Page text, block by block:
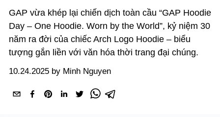
GAP vừa khép lại chiến dịch toàn cầu “GAP Hoodie
Day – One Hoodie. Worn by the World”, kỷ niệm 30
năm ra đời của chiếc Arch Logo Hoodie – biểu
tượng gắn liền với văn hóa thời trang đại chúng.
10.24.2025 by Minh Nguyen